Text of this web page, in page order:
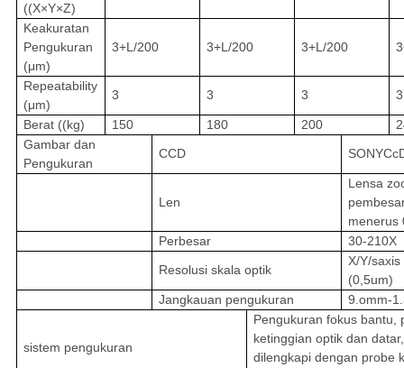
((X×Y×Z)
Keakuratan
Pengukuran
(μm)
3+L/200 3+L/200 3+L/200
Repeatability
(μm)
3 3 3 3
Berat ((kg) 150 180 200
Gambar dan
Pengukuran
CCD
Len
Lensa
menerus
Perbesar
30-210X
Resolusi skala optik
X/Y/
(0,5um)
Jangkauan pengukuran
9.omm-
sistem pengukuran
Pengukuran fokus bantu,
ketinggian optik dan
dilengkapi dengan probe